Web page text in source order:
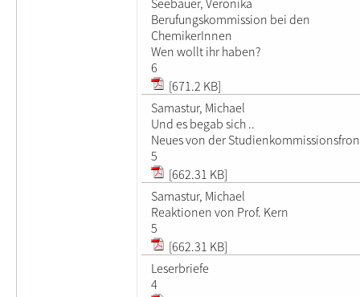
Berufungskommission bei den
ChemikerInnen
Wen wollt ihr haben?
6
[671.2 KB]
Samastur, Michael
Und es begab sich ..
Neues von der
5
[662.31 KB]
Samastur, Michael
Reaktionen von Prof. Kern
5
[662.31 KB]
Leserbriefe
4